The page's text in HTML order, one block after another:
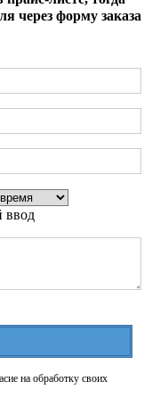
через форму заказа
ввод
на обработку своих